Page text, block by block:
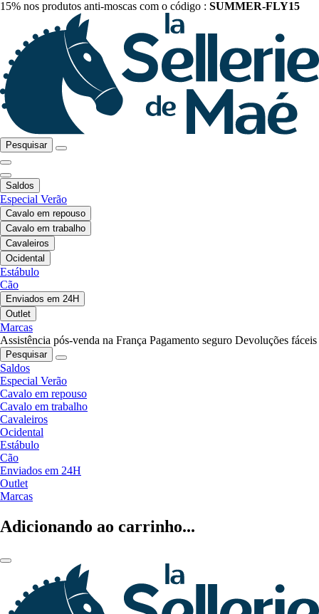
15% nos produtos anti-moscas com o código : SUMMER-FLY15
Pesquisar
Saldos
Especial Verão
Cavalo em repouso
Cavalo em trabalho
Cavaleiros
Ocidental
Estábulo
Cão
Enviados em 24H
Outlet
Marcas
Assistência pós-venda na França Pagamento seguro Devoluções fáceis
Pesquisar
Saldos
Especial Verão
Cavalo em repouso
Cavalo em trabalho
Cavaleiros
Ocidental
Estábulo
Cão
Enviados em 24H
Outlet
Marcas
Adicionando ao carrinho...